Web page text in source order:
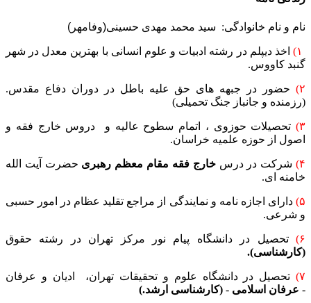
نام و نام خانوادگی: سید محمد مهدی حسینی(وفامهر)
اخذ دیپلم در رشته ادبیات و علوم انسانی با بهترین معدل در شهر
گنبد کاووس.
۲)
حضور در جبهه های حق علیه باطل در دوران دفاع مقدس.
(رزمنده و جانباز جنگ تحمیلی)
۳)
تحصیلات حوزوی ، اتمام سطوح عالیه و دروس خارج فقه و
اصول از حوزه علمیه خراسان.
۴) شرکت در درسخارج فقه مقام معظم رهبری حضرت آیت الله
خامنه ای.
۵) دارای اجازه نامه و نمایندگی از مراجع تقلید عظام در امور حسبی
و شرعی.
۶)
تحصیل در دانشگاه پیام نور مرکز تهران در رشته حقوق
(کارشناسی).
۷)
تحصیل در دانشگاه علوم و تحقیقات تهران، ادیان و عرفان
- عرفان اسلامی - (کارشناسی ارشد.)